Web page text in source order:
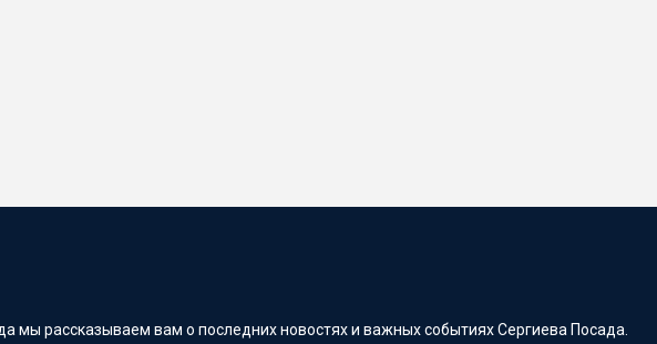
мы рассказываем вам о последних новостях и важных событиях Сергиева Посада.